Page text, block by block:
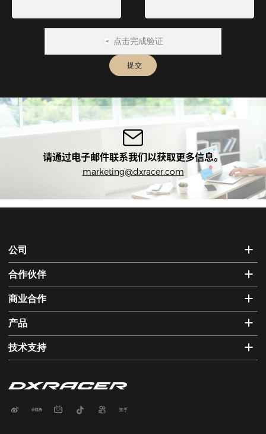
点击完成验证
请通过电子邮件联系我们以获取更多信息。
marketing@dxracer.com
公司
合作伙伴
商业合作
产品
技术支持